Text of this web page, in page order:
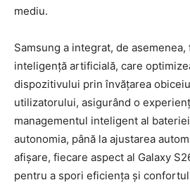
mediu.
Samsung a integrat, de
inteligență artificială, care
dispozitivului prin învățarea
utilizatorului, asigurând o
managementul inteligent al
autonomia, până la ajustarea
afișare, fiecare aspect al Galaxy
pentru a spori eficiența și